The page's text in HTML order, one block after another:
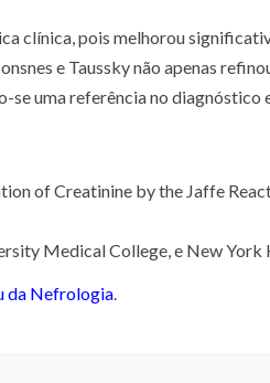
clínica, pois melhorou
e Taussky não apenas
uma referência no diagnóstico
of Creatinine by the Jaffe
Medical College, e New York
da Nefrologia.